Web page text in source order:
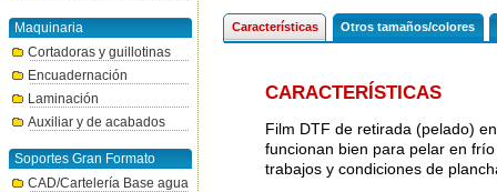
Maquinaria
Cortadoras y guillotinas
Encuadernación
Laminación
Auxiliar y de acabados
Soportes Gran Formato
CAD/Cartelería Base agua
Características Otros tamaños/colores
CARACTERÍSTICAS
Film DTF de retirada (pelado)
funcionan bien para pelar en
trabajos y condiciones de